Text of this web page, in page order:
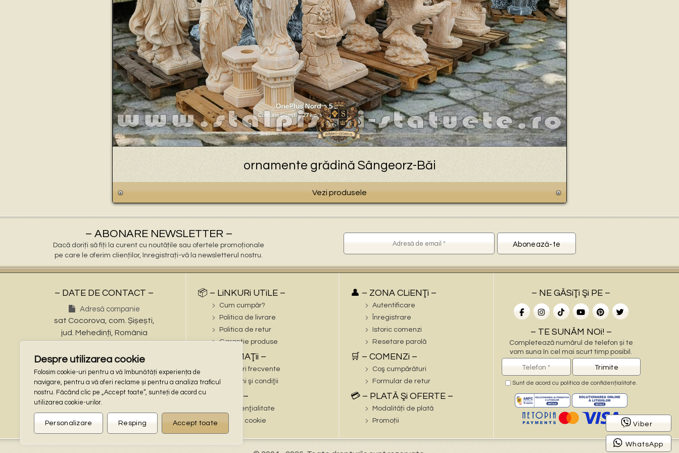
Despre utilizarea cookie
Folosim cookie-uri pentru a vă îmbunătăți experiența de
navigare, pentru a vă oferi reclame și pentru a analiza traficul
nostru. Făcând clic pe „Accept toate”, sunteți de acord cu
utilizarea cookie-urilor.
Personalizare Resping Accept toate
ornamente grădină Sângeorz-Băi
Vezi produsele
– ABONARE NEWSLETTER –
Dacă doriți să fiți la curent cu noutățile sau ofertele promoționale
pe care le oferim clienților, înregistrați-vă la newsletterul nostru.
– DATE DE CONTACT –
Adresă companie
sat Cocorova, com. Șișești,
jud. Mehedinți, România
Tel: (+40) 721 695 473
Tel: (+40) 748 862 997
Adresa de email
stalpisorisistatuete@gmail.com
Locaţie GPS
📦 – LiNKURi UTiLE –
Cum cumpăr?
Politica de livrare
Politica de retur
Garanție produse
ℹ️ – iNFORMAŢii –
Întrebări frecvente
Termeni şi condiţii
🔒 – LEGAL –
Confidenţialitate
Politica cookie
👤 – ZONA CLiENŢi –
Autentificare
Înregistrare
Istoric comenzi
Resetare parolă
🛒 – COMENZi –
Coş cumpărături
Formular de retur
💳 – PLATĂ Şi OFERTE –
Modalități de plată
Promoții
– NE GĂSiŢi Şi PE –
– TE SUNĂM NOi! –
Completează numărul de telefon și te
vom suna în cel mai scurt timp posibil.
Sunt de acord cu politica de confidențialitate.
Viber
WhatsApp